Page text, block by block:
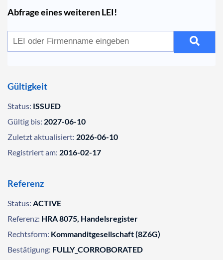
Abfrage eines weiteren LEI!
Gültigkeit
Status: ISSUED
Gültig bis: 2027-06-10
Zuletzt aktualisiert: 2026-06-10
Registriert am: 2016-02-17
Referenz
Status: ACTIVE
Referenz: HRA 8075, Handelsregister
Rechtsform: Kommanditgesellschaft (8Z6G)
Bestätigung: FULLY_CORROBORATED